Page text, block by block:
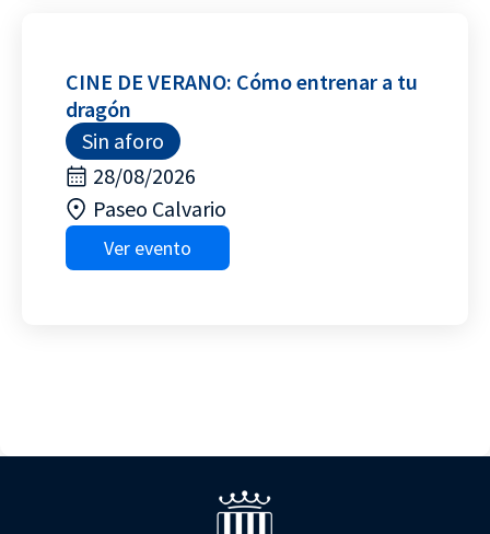
CINE DE VERANO: Cómo entrenar a tu
dragón
Sin aforo
28/08/2026
Paseo Calvario
Ver evento